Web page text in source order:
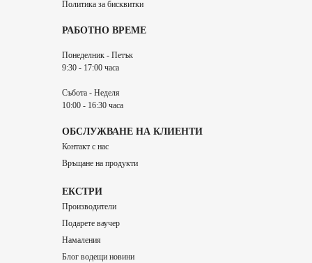
Политика за бисквитки
РАБОТНО ВРЕМЕ
Понеделник - Петък
9:30 - 17:00 часа
Събота - Неделя
10:00 - 16:30 часа
ОБСЛУЖВАНЕ НА КЛИЕНТИ
Контакт с нас
Връщане на продукти
ЕКСТРИ
Производители
Подарете ваучер
Намаления
Блог водещи новини